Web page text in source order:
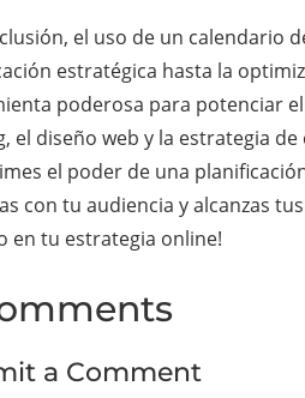
el uso de un calendario
estratégica hasta la
poderosa para potenciar
el diseño web y la estrategia
el poder de una
con tu audiencia y alcanzas
en tu estrategia online!
a Comment